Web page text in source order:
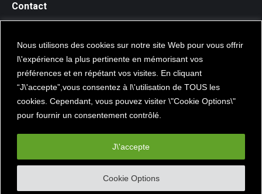
Nous utilisons des cookies sur notre site Web pour vous offrir
l\'expérience la plus pertinente en mémorisant vos
préférences et en répétant vos visites. En cliquant
“J\'accepte”,vous consentez à l\'utilisation de TOUS les
cookies. Cependant, vous pouvez visiter \"Cookie Options\"
pour fournir un consentement contrôlé.
Cookie Options
J\'accepte
Contact
Suivez nous sur les réseaux sociaux
Propulsé parsecteurweb.com|Mentions légales
Useful Links
bahiacapoeiraparis.com - TOUS DROITS RÉSERVÉS©